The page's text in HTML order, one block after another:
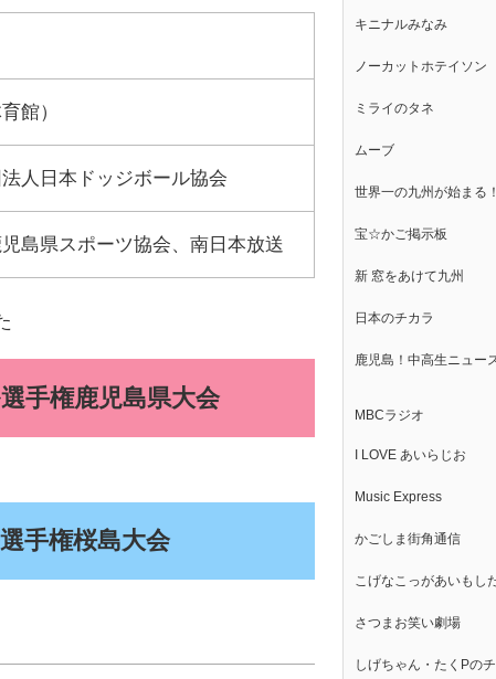
館）
人日本ドッジボール協会
島県スポーツ協会、南日本放送
手権鹿児島県大会
手権桜島大会
キニナルみなみ
ノーカットホテイソン
ミライのタネ
ムーブ
世界一の九州が始まる
宝☆かご掲示板
新 窓をあけて九州
日本のチカラ
鹿児島！中高生ニュー
MBCラジオ
I LOVE あいらじお
Music Express
かごしま街角通信
こげなこっがあいもし
さつまお笑い劇場
しげちゃん・たくPの